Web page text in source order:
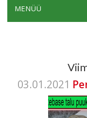
MENÜÜ
03.01.2021